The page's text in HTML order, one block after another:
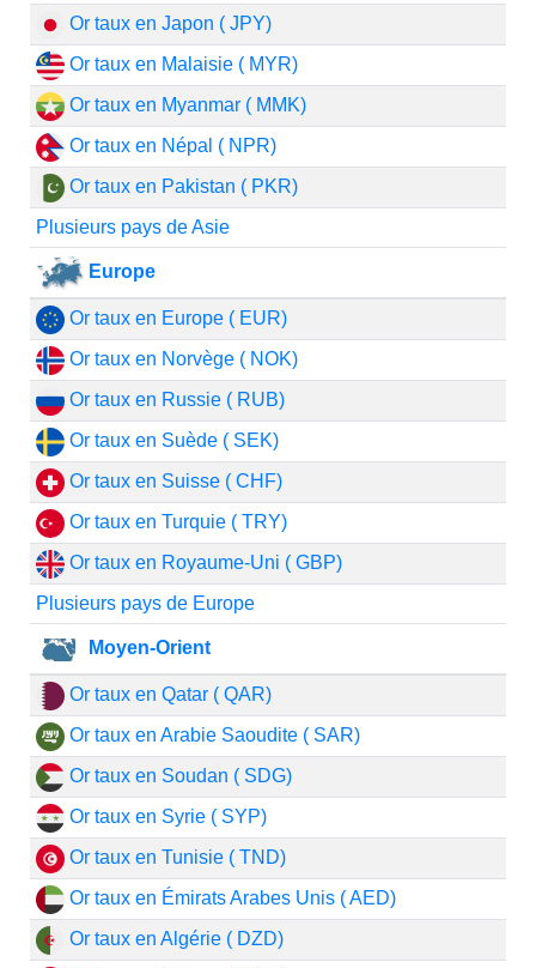
Or taux en Japon ( JPY)
Or taux en Malaisie ( MYR)
Or taux en Myanmar ( MMK)
Or taux en Népal ( NPR)
Or taux en Pakistan ( PKR)
Plusieurs pays de Asie
Europe
Or taux en Europe ( EUR)
Or taux en Norvège ( NOK)
Or taux en Russie ( RUB)
Or taux en Suède ( SEK)
Or taux en Suisse ( CHF)
Or taux en Turquie ( TRY)
Or taux en Royaume-Uni ( GBP)
Plusieurs pays de Europe
Moyen-Orient
Or taux en Qatar ( QAR)
Or taux en Arabie Saoudite ( SAR)
Or taux en Soudan ( SDG)
Or taux en Syrie ( SYP)
Or taux en Tunisie ( TND)
Or taux en Émirats Arabes Unis ( AED)
Or taux en Algérie ( DZD)